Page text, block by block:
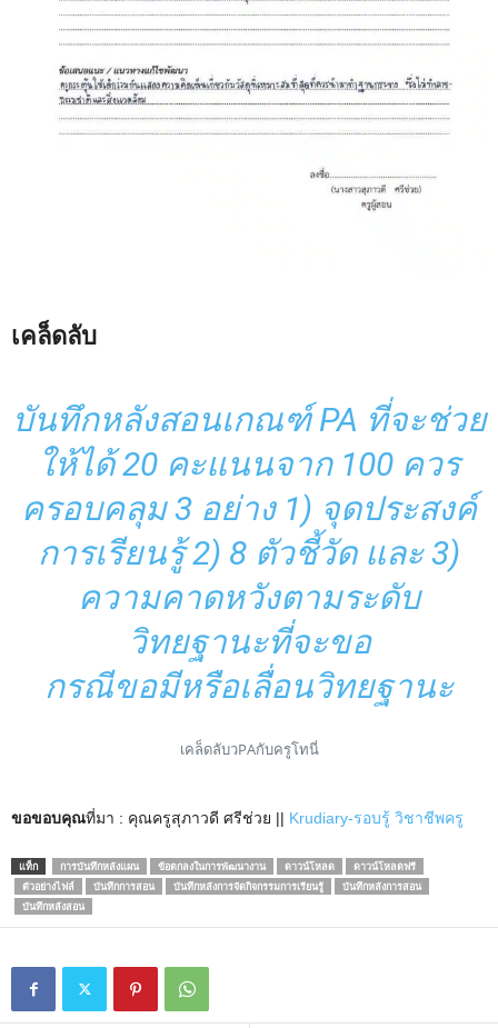
เคล็ดลับ
บันทึกหลังสอนเกณฑ์ PA ที่จะช่วย
ให้ได้ 20 คะแนนจาก 100 ควร
ครอบคลุม 3 อย่าง 1) จุดประสงค์
การเรียนรู้ 2) 8 ตัวชี้วัด และ 3)
ความคาดหวังตามระดับ
วิทยฐานะที่จะขอ
กรณีขอมีหรือเลื่อนวิทยฐานะ
เคล็ดลับวPAกับครูโทนี่
ขอขอบคุณที่มา : คุณครูสุภาวดี ศรีช่วย || Krudiary-รอบรู้ วิชาชีพครู
แท็ก การบันทึกหลังแผน ข้อตกลงในการพัฒนางาน ดาวน์โหลด
ดาวน์โหลดฟรี
ตัวอย่างไฟล์
บันทึกการสอน บันทึกหลังการจัดกิจกรรมการเรียนรู้
บันทึกหลังการสอน
บันทึกหลังสอน